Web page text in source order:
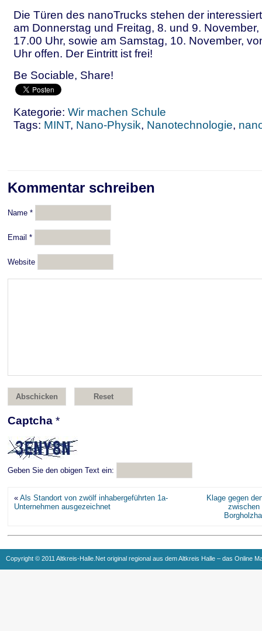
Die Türen des nanoTrucks stehen der
am Donnerstag und Freitag, 8. und 9.
17.00 Uhr, sowie am Samstag, 10. November,
Uhr offen. Der Eintritt ist frei!
Be Sociable, Share!
Kategorie: Wir machen Schule
Tags: MINT, Nano-Physik, Nanotechnologie,
Kommentar schreiben
Name *
Email *
Website
Captcha *
Geben Sie den obigen Text ein:
« Als Standort von zwölf inhabergeführten 1a-
Unternehmen ausgezeichnet
Klage gegen
zwischen
Copyright © 2011 Altkreis-Halle.Net original regional aus dem Altkreis Halle – das Online